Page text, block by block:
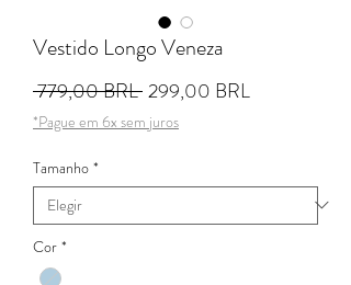
Vestido Longo Veneza
779,00 BRL Precio
299,00 BRLPrecio de
*Pague em 6x sem juros
Tamanho *
Cor *